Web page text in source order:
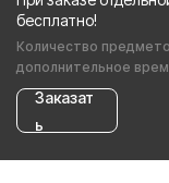
бесплатно!
Количество
дополнительное
Заказат
ь